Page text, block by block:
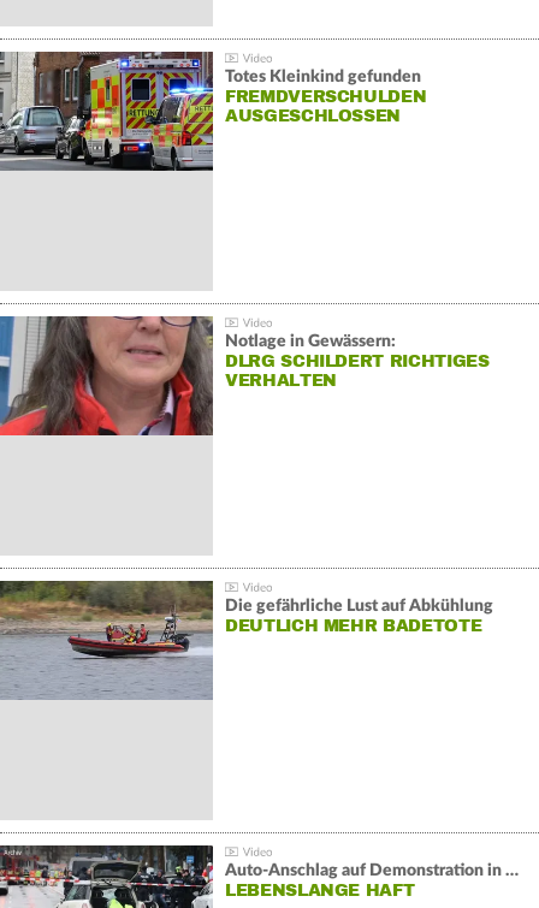
Totes Kleinkind gefunden
FREMDVERSCHULDEN
AUSGESCHLOSSEN
Notlage in Gewässern:
DLRG SCHILDERT RICHTIGES
VERHALTEN
Die gefährliche Lust auf Abkühlung
DEUTLICH MEHR BADETOTE
Auto-Anschlag auf Demonstration in München:
LEBENSLANGE HAFT